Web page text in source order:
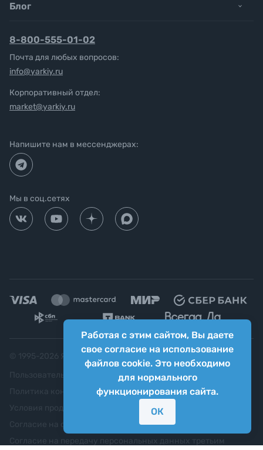
Работая с этим сайтом, Вы даете
свое согласие на использование
файлов cookie. Это необходимо
для нормального
функционирования сайта.
ОК
Блог
8-800-555-01-02
Почта для любых вопросов:
info@yarkiy.ru
Корпоративный отдел:
market@yarkiy.ru
Напишите нам в мессенджерах:
Мы в соц.сетях
Яркий фотомаркет ("Яркий Мир")
Пользовательское соглашение
Политика конфиденциальности
Согласие на обработку персональных данных
Согласие на передачу персональных данных третьим